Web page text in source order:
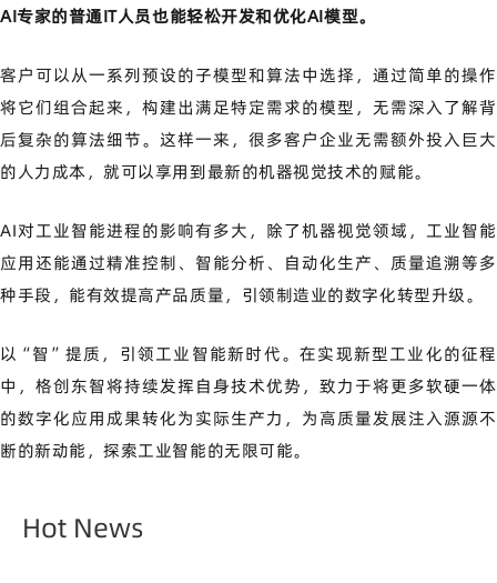
AI专家的普通IT人员也能轻松开发和优化AI模型。
客户可以从一系列预设的子模型和算法中选择，通过简单的操作
将它们组合起来，构建出满足特定需求的模型，无需深入了解背
后复杂的算法细节。这样一来，很多客户企业无需额外投入巨大
的人力成本，就可以享用到最新的机器视觉技术的赋能。
AI对工业智能进程的影响有多大，除了机器视觉领域，工业智能
应用还能通过精准控制、智能分析、自动化生产、质量追溯等多
种手段，能有效提高产品质量，引领制造业的数字化转型升级。
以“智”提质，引领工业智能新时代。在实现新型工业化的征程
中，格创东智将持续发挥自身技术优势，致力于将更多软硬一体
的数字化应用成果转化为实际生产力，为高质量发展注入源源不
断的新动能，探索工业智能的无限可能。
Hot News